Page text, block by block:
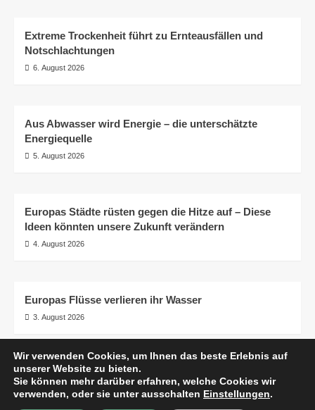
Extreme Trockenheit führt zu Ernteausfällen und
Notschlachtungen
6. August 2026
Aus Abwasser wird Energie – die unterschätzte
Energiequelle
5. August 2026
Europas Städte rüsten gegen die Hitze auf – Diese
Ideen könnten unsere Zukunft verändern
4. August 2026
Europas Flüsse verlieren ihr Wasser
3. August 2026
AGB Impressum
Transparenz
© pro.earth
Wir verwenden Cookies, um Ihnen das beste Erlebnis auf
unserer Website zu bieten.
Sie können mehr darüber erfahren, welche Cookies wir
verwenden, oder sie unter ausschalten Einstellungen.